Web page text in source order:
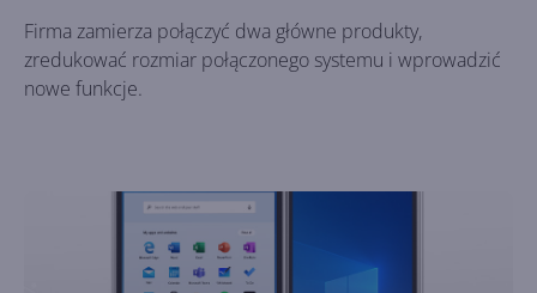
Firma zamierza połączyć dwa główne produkty,
zredukować rozmiar połączonego systemu i wprowadzić
nowe funkcje.